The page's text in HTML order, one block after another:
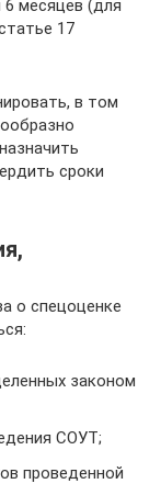
6 месяцев (для
17
в том
сроки
о спецоценке
законом
СОУТ;
проведенной